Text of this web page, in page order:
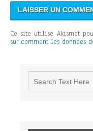
Ce site utilise Akismet
sur comment les données